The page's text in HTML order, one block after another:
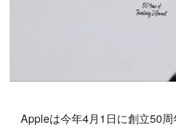
Appleは今年4月1日に創立50